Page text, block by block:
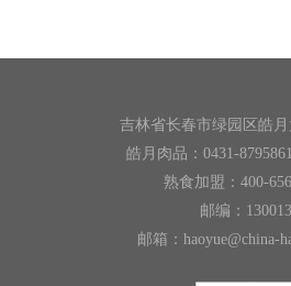
吉林省长春市绿园区皓月
皓月肉品：0431-
熟食加盟：400-
邮编：130013
邮箱：haoyue@china-